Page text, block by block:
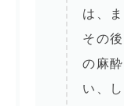
は、
その
の麻
い、